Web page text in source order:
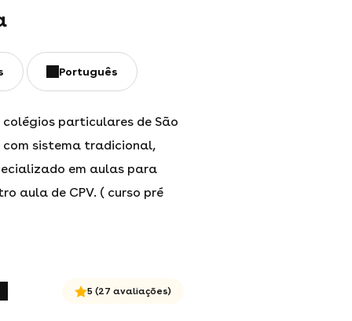
Português
colégios particulares de São
com sistema tradicional,
em aulas para
aula de CPV. ( curso pré
5 (27 avaliações)